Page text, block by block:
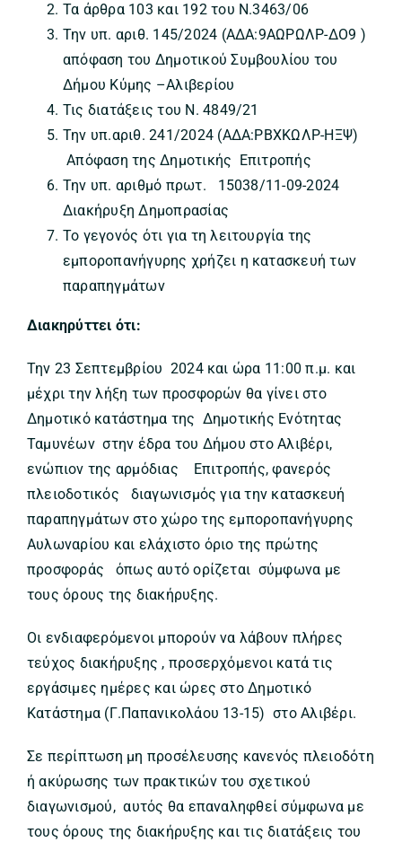
Τα άρθρα 103 και 192 του Ν.3463/06
Την υπ. αριθ. 145/2024 (ΑΔΑ:9ΑΩΡΩΛΡ-ΔΟ9 )
απόφαση του Δημοτικού Συμβουλίου του
Δήμου Κύμης –Αλιβερίου
Τις διατάξεις του Ν. 4849/21
Την υπ.αριθ. 241/2024 (ΑΔΑ:ΡΒΧΚΩΛΡ-ΗΞΨ)
Απόφαση της Δημοτικής Επιτροπής
Την υπ. αριθμό πρωτ. 15038/11-09-2024
Διακήρυξη Δημοπρασίας
Το γεγονός ότι για τη λειτουργία της
εμποροπανήγυρης χρήζει η κατασκευή των
παραπηγμάτων
Διακηρύττει ότι:
Την 23 Σεπτεμβρίου 2024 και ώρα 11:00 π.μ. και
μέχρι την λήξη των προσφορών θα γίνει στο
Δημοτικό κατάστημα της Δημοτικής Ενότητας
Ταμυνέων στην έδρα του Δήμου στο Αλιβέρι,
ενώπιον της αρμόδιας Επιτροπής, φανερός
πλειοδοτικός διαγωνισμός για την κατασκευή
παραπηγμάτων στο χώρο της εμποροπανήγυρης
Αυλωναρίου και ελάχιστο όριο της πρώτης
προσφοράς όπως αυτό ορίζεται σύμφωνα με
τους όρους της διακήρυξης.
Οι ενδιαφερόμενοι μπορούν να λάβουν πλήρες
τεύχος διακήρυξης , προσερχόμενοι κατά τις
εργάσιμες ημέρες και ώρες στο Δημοτικό
Κατάστημα (Γ.Παπανικολάου 13-15) στο Αλιβέρι.
Σε περίπτωση μη προσέλευσης κανενός πλειοδότη
ή ακύρωσης των πρακτικών του σχετικού
διαγωνισμού, αυτός θα επαναληφθεί σύμφωνα με
τους όρους της διακήρυξης και τις διατάξεις του